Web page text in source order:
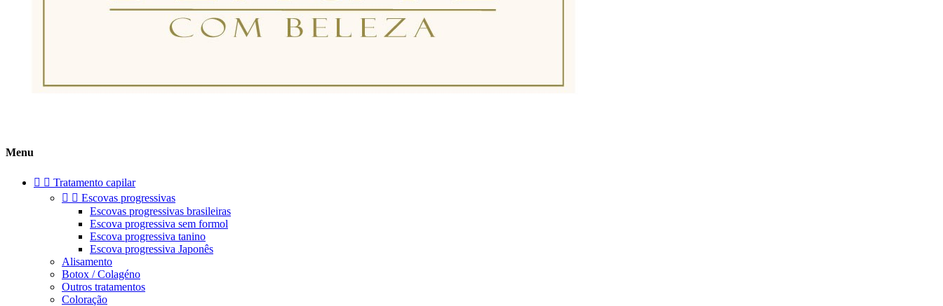
Menu
  Tratamento capilar
  Escovas progressivas
Escovas progressivas brasileiras
Escova progressiva sem formol
Escova progressiva tanino
Escova progressiva Japonês
Alisamento
Botox / Colagéno
Outros tratamentos
Coloração